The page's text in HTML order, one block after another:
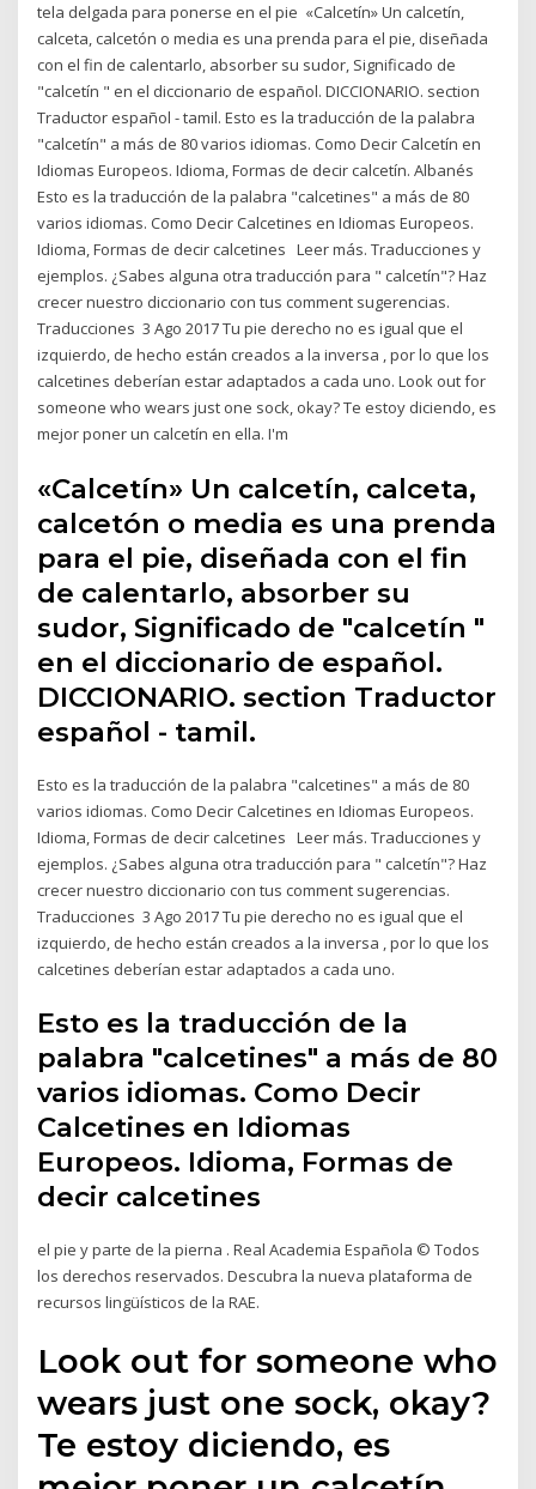
tela delgada para ponerse en el pie «Calcetín» Un calcetín,
calceta, calcetón o media es una prenda para el pie, diseñada
con el fin de calentarlo, absorber su sudor, Significado de
"calcetín " en el diccionario de español. DICCIONARIO. section
Traductor español - tamil. Esto es la traducción de la palabra
"calcetín" a más de 80 varios idiomas. Como Decir Calcetín en
Idiomas Europeos. Idioma, Formas de decir calcetín. Albanés
Esto es la traducción de la palabra "calcetines" a más de 80
varios idiomas. Como Decir Calcetines en Idiomas Europeos.
Idioma, Formas de decir calcetines Leer más. Traducciones y
ejemplos. ¿Sabes alguna otra traducción para " calcetín"? Haz
crecer nuestro diccionario con tus comment sugerencias.
Traducciones 3 Ago 2017 Tu pie derecho no es igual que el
izquierdo, de hecho están creados a la inversa , por lo que los
calcetines deberían estar adaptados a cada uno. Look out for
someone who wears just one sock, okay? Te estoy diciendo, es
mejor poner un calcetín en ella. I'm
«Calcetín» Un calcetín, calceta,
calcetón o media es una prenda
para el pie, diseñada con el fin
de calentarlo, absorber su
sudor, Significado de "calcetín "
en el diccionario de español.
DICCIONARIO. section Traductor
español - tamil.
Esto es la traducción de la palabra "calcetines" a más de 80
varios idiomas. Como Decir Calcetines en Idiomas Europeos.
Idioma, Formas de decir calcetines Leer más. Traducciones y
ejemplos. ¿Sabes alguna otra traducción para " calcetín"? Haz
crecer nuestro diccionario con tus comment sugerencias.
Traducciones 3 Ago 2017 Tu pie derecho no es igual que el
izquierdo, de hecho están creados a la inversa , por lo que los
calcetines deberían estar adaptados a cada uno.
Esto es la traducción de la
palabra "calcetines" a más de 80
varios idiomas. Como Decir
Calcetines en Idiomas
Europeos. Idioma, Formas de
decir calcetines
el pie y parte de la pierna . Real Academia Española © Todos
los derechos reservados. Descubra la nueva plataforma de
recursos lingüísticos de la RAE.
Look out for someone who
wears just one sock, okay?
Te estoy diciendo, es